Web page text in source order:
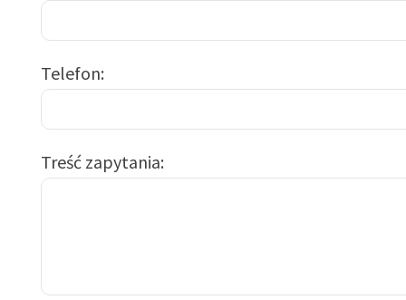
Telefon
Treść zapytania